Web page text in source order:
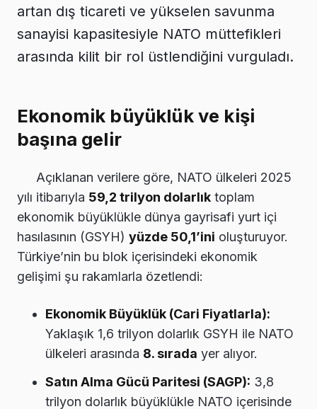
artan dış ticareti ve yükselen savunma
sanayisi kapasitesiyle NATO müttefikleri
arasında kilit bir rol üstlendiğini vurguladı.
Ekonomik büyüklük ve kişi
başına gelir
Açıklanan verilere göre, NATO ülkeleri 2025
yılı itibarıyla 59,2 trilyon dolarlık toplam
ekonomik büyüklükle dünya gayrisafi yurt içi
hasılasının (GSYH) yüzde 50,1’ini oluşturuyor.
Türkiye’nin bu blok içerisindeki ekonomik
gelişimi şu rakamlarla özetlendi:
Ekonomik Büyüklük (Cari Fiyatlarla):
Yaklaşık 1,6 trilyon dolarlık GSYH ile NATO
ülkeleri arasında 8. sırada yer alıyor.
Satın Alma Gücü Paritesi (SAGP): 3,8
trilyon dolarlık büyüklükle NATO içerisinde